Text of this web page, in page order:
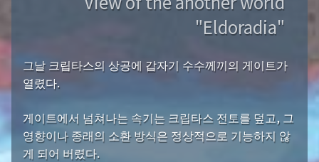
"Eldoradia"
그날 크립타스의 상공에 갑자기 수수께끼의 게이트가
열렸다.
게이트에서 넘쳐나는 속기는 크립타스 전토를 덮고, 그
영향이나 종래의 소환 방식은 정상적으로 기능하지 않
게 되어 버렸다.